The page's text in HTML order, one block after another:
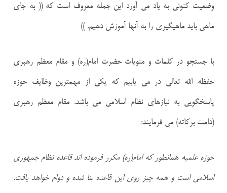
وضعیت کنونی به یاد می آورد این جمله معروف است که (( به جای
ماهی باید ماهیگیری را به آنها آموزش دهیم. ))
با جستجو در کلمات و منویات حضرت امام(ره) و مقام معظم رهبری
حفظه الله تعالی در می یابیم که یکی از مهمترین وظایف حوزه
پاسخگویی به نیازهای نظام اسلامی می باشد. مقام معظم رهبری
(دامت برکاته) می فرمایند:
حوزه علمیه همانطور که امام(ره) مکرر فرموده اند قاعده نظام جمهوری
اسلامی است و همه چیز روی این قاعده بنا شده و دوام خواهد یافت.